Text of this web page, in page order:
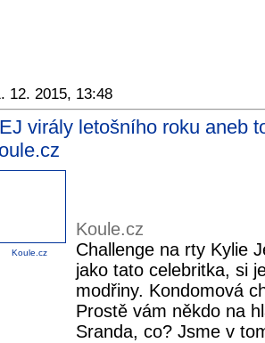
12. 2015, 13:48
virály letošního roku aneb
Koule.cz
Koule.cz
Challenge na rty Kylie
jako tato celebritka, si
modřiny. Kondomová
Prostě vám někdo na
Sranda, co? Jsme v